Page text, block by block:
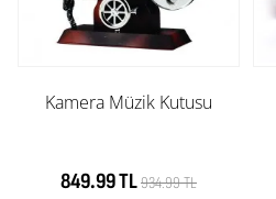
Kamera Müzik Kutusu
849.99 TL934.99 TL